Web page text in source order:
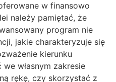
w finansowo
należy pamiętać, że
program nie
jakie charakteryzuje się
kierunku
własnym zakresie
rękę, czy skorzystać z